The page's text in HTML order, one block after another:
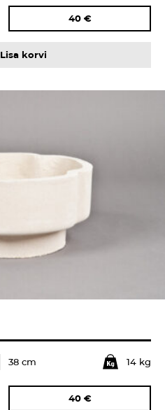
40 €
Lisa korvi
38 cm 14 kg
40 €